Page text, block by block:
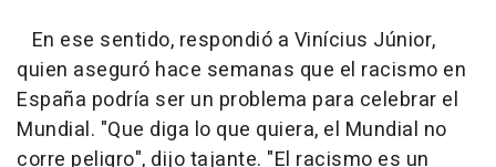
En ese sentido, respondió a Vinícius Júnior,
quien aseguró hace semanas que el racismo en
España podría ser un problema para celebrar el
Mundial. "Que diga lo que quiera, el Mundial no
corre peligro", dijo tajante. "El racismo es un